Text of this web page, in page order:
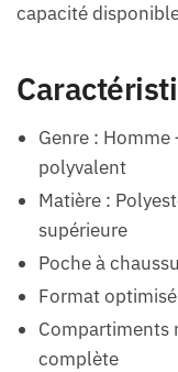
capacité
Genre :
polyvalent
Matière :
supérieure
Poche à
Format
Compartiments
complète